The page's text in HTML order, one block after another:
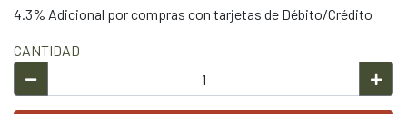
4.3% Adicional por compras con tarjetas de Débito/Crédito
CANTIDAD